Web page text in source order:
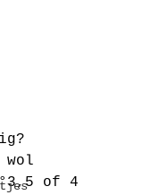
wol
of 4